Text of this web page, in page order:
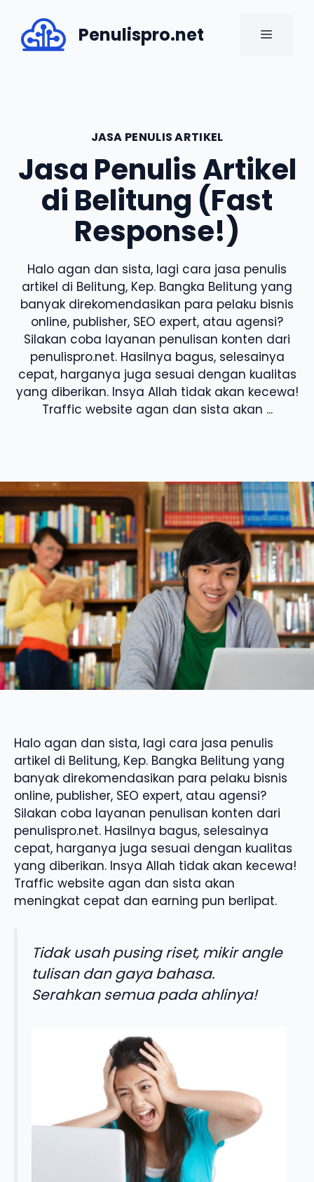
content
Penulispro.net MENU
JASA PENULIS ARTIKEL
Jasa Penulis Artikel
di Belitung (Fast
Response!)
Halo agan dan sista, lagi cara jasa penulis
artikel di Belitung, Kep. Bangka Belitung yang
banyak direkomendasikan para pelaku bisnis
online, publisher, SEO expert, atau agensi?
Silakan coba layanan penulisan konten dari
penulispro.net. Hasilnya bagus, selesainya
cepat, harganya juga sesuai dengan kualitas
yang diberikan. Insya Allah tidak akan kecewa!
Traffic website agan dan sista akan ...
Halo agan dan sista, lagi cara jasa penulis
artikel di Belitung, Kep. Bangka Belitung yang
banyak direkomendasikan para pelaku bisnis
online, publisher, SEO expert, atau agensi?
Silakan coba layanan penulisan konten dari
penulispro.net. Hasilnya bagus, selesainya
cepat, harganya juga sesuai dengan kualitas
yang diberikan. Insya Allah tidak akan kecewa!
Traffic website agan dan sista akan
meningkat cepat dan earning pun berlipat.
Tidak usah pusing riset, mikir angle
tulisan dan gaya bahasa.
Serahkan semua pada ahlinya!